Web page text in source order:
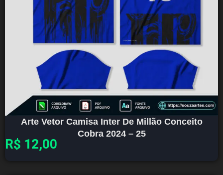
Arte Vetor Camisa Inter De Millão Conceito
Cobra 2024 – 25
R$ 12,00